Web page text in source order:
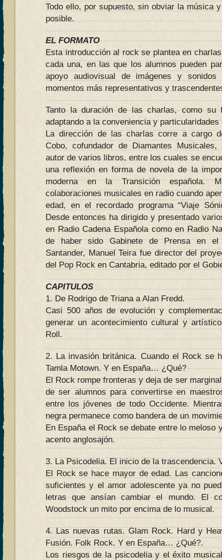
Todo ello, por supuesto, sin obviar la música
posible.
EL FORMATO
Esta introducción al rock se plantea en
cada una, en las que los alumnos pueden
apoyo audiovisual de imágenes y
momentos más representativos y
Tanto la duración de las charlas, como su
adaptando a la conveniencia y
La dirección de las charlas corre a cargo
Cobo, cofundador de Diamantes
autor de varios libros, entre los cuales se
una reflexión en forma de novela de la
moderna en la Transición española.
colaboraciones musicales en radio cuando
edad, en el recordado programa “Viaje
Desde entonces ha dirigido y presentado
en Radio Cadena Española como en Radio
de haber sido Gabinete de Prensa en el
Santander, Manuel Teira fue director del
del Pop Rock en Cantabria, editado por el
CAPITULOS
1. De Rodrigo de Triana a Alan Fredd.
Casi 500 años de evolución y
generar un acontecimiento cultural y
Roll.
2. La invasión británica. Cuando el Rock se
Tamla Motown. Y en España… ¿Qué?
El Rock rompe fronteras y deja de ser
de ser alumnos para convertirse en
entre los jóvenes de todo Occidente.
negra permanece como bandera de un
En España el Rock se debate entre lo meloso
acento anglosajón.
3. La Psicodelia. El inicio de la trascendencia.
El Rock se hace mayor de edad. Las
suficientes y el amor adolescente ya no
letras que ansían cambiar el mundo. El
Woodstock un mito por encima de lo musical.
4. Las nuevas rutas. Glam Rock. Hard y
Fusión. Folk Rock. Y en España… ¿Qué?.
Los riesgos de la psicodelia y el éxito